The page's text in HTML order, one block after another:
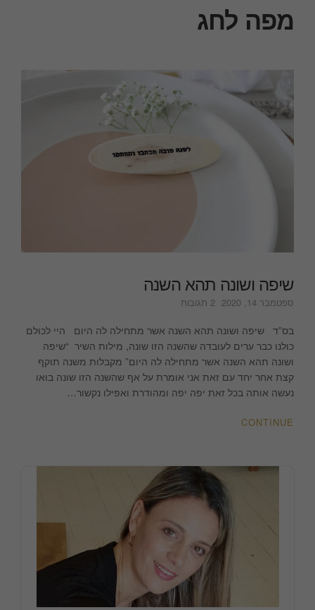
מפה לחג
שיפה ושונה תהא השנה
ספטמבר 14, 2020 2 תגובות
ושונה
תהא
השנה
בס”ד שיפה ושונה תהא השנה אשר מתחילה לה היום היי לכולם
כולנו כבר ערים לעובדה שהשנה הזו שונה, מילות השיר “שיפה
ושונה תהא השנה אשר מתחילה לה היום” מקבלות משנה תוקף
קצת אחר יחד עם זאת אני אומרת על אף שהשנה הזו שונה בואו
נעשה אותה בכל זאת יפה יפה ומהודרת ואפילו נקשור…
CONTINUE